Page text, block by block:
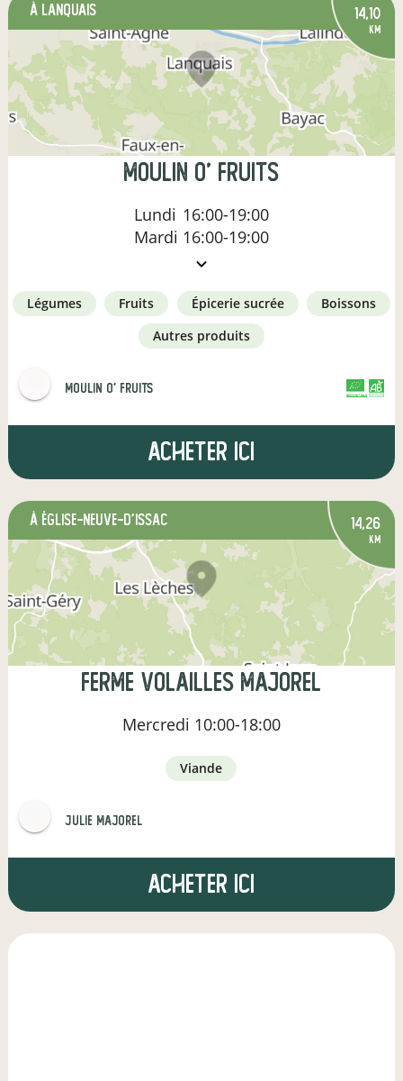
à Lanquais 14,10
km
MOULIN O' FRUITS
Lundi 16:00-19:00
Mardi 16:00-19:00
légumes fruits épicerie sucrée
boissons
autres produits
MOULIN O' FRUITS
Acheter ici
à Église-Neuve-d'Issac 14,26
km
Ferme Volailles MAJOREL
Mercredi 10:00-18:00
viande
julie majorel
Acheter ici